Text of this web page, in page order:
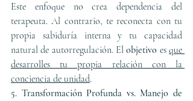
Este enfoque no crea dependencia del
terapeuta. Al contrario, te reconecta con tu
propia sabiduría interna y tu capacidad
natural de autorregulación. El objetivo es que
desarrolles tu propia relación con la
conciencia de unidad.
5. Transformación Profunda vs. Manejo de